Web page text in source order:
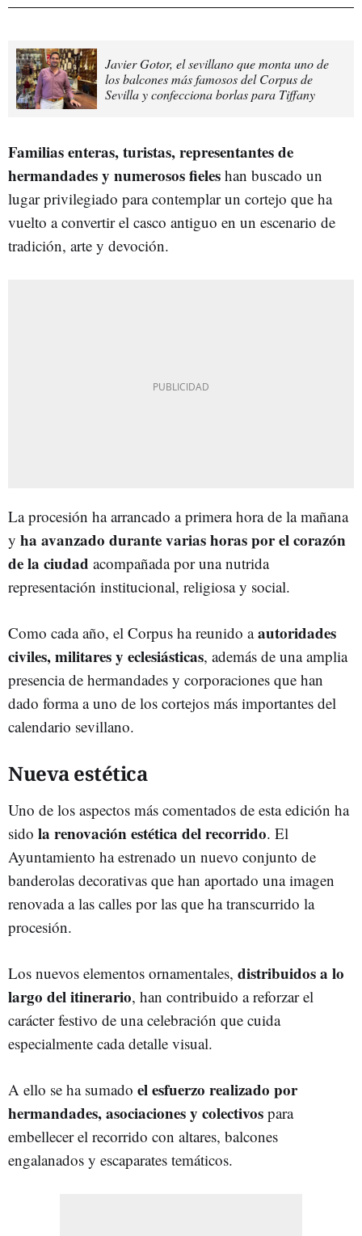
Javier Gotor, el sevillano que monta uno de
los balcones más famosos del Corpus de
Sevilla y confecciona borlas para Tiffany
Familias enteras, turistas, representantes de
hermandades y numerosos fieles han buscado un
lugar privilegiado para contemplar un cortejo que ha
vuelto a convertir el casco antiguo en un escenario de
tradición, arte y devoción.
La procesión ha arrancado a primera hora de la mañana
y ha avanzado durante varias horas por el corazón
de la ciudad acompañada por una nutrida
representación institucional, religiosa y social.
Como cada año, el Corpus ha reunido aautoridades
civiles, militares y eclesiásticas, además de una amplia
presencia de hermandades y corporaciones que han
dado forma a uno de los cortejos más importantes del
calendario sevillano.
Nueva estética
Uno de los aspectos más comentados de esta edición ha
sido la renovación estética del recorrido. El
Ayuntamiento ha estrenado un nuevo conjunto de
banderolas decorativas que han aportado una imagen
renovada a las calles por las que ha transcurrido la
procesión.
Los nuevos elementos ornamentales, distribuidos a lo
largo del itinerario, han contribuido a reforzar el
carácter festivo de una celebración que cuida
especialmente cada detalle visual.
A ello se ha sumado el esfuerzo realizado por
hermandades, asociaciones y colectivos para
embellecer el recorrido con altares, balcones
engalanados y escaparates temáticos.